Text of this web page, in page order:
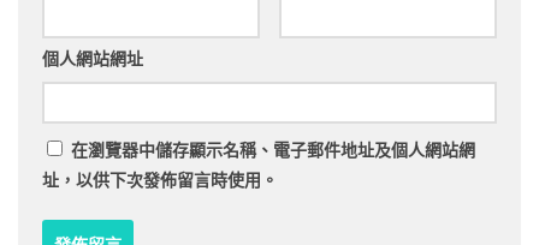
個人網站網址
在瀏覽器中儲存顯示名稱、電子郵件地址及個人網站網
址，以供下次發佈留言時使用。